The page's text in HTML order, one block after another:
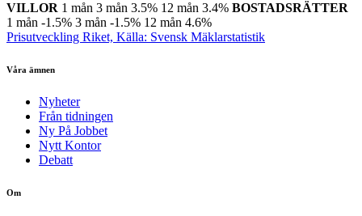
VILLOR 1 mån 3 mån 3.5% 12 mån 3.4% BOSTADSRÄTTER
1 mån -1.5% 3 mån -1.5% 12 mån 4.6%
Prisutveckling Riket, Källa: Svensk Mäklarstatistik
Våra ämnen
Nyheter
Från tidningen
Ny På Jobbet
Nytt Kontor
Debatt
Om